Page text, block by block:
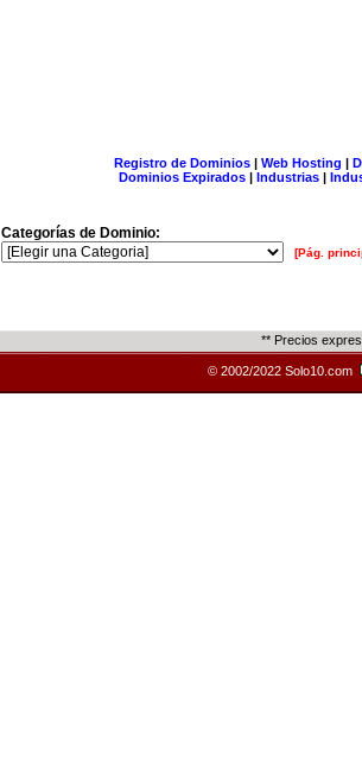
Registro de Dominios| Web Hosting |
Dominios Expirados | Industrias |
Categorías de Dominio:
[Pág.
** Precios
© 2002/2022 Solo10.com